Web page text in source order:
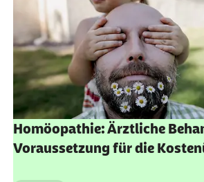
Homöopathie: Ärztliche
Voraussetzung für die